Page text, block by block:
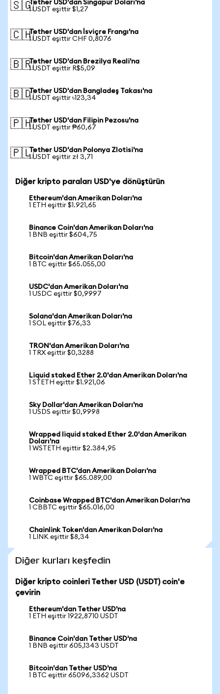
🇸🇬Tether USD'dan Singapur Doları'na
1 USDT eşittir $1,27
🇨🇭Tether USD'dan İsviçre Frangı'na
1 USDT eşittir CHF 0,8076
🇧🇷Tether USD'dan Brezilya Reali'na
1 USDT eşittir R$5,09
🇧🇩Tether USD'dan Bangladeş Takası'na
1 USDT eşittir ৳123,34
🇵🇭Tether USD'dan Filipin Pezosu'na
1 USDT eşittir ₱60,67
🇵🇱Tether USD'dan Polonya Zlotisi'na
1 USDT eşittir zł 3,71
Diğer kripto paraları USD'ye dönüştürün
Ethereum'dan Amerikan Doları'na
1 ETH eşittir $1.921,65
Binance Coin'dan Amerikan Doları'na
1 BNB eşittir $604,75
Bitcoin'dan Amerikan Doları'na
1 BTC eşittir $65.055,00
USDC'dan Amerikan Doları'na
1 USDC eşittir $0,9997
Solana'dan Amerikan Doları'na
1 SOL eşittir $76,33
TRON'dan Amerikan Doları'na
1 TRX eşittir $0,3288
Liquid staked Ether 2.0'dan Amerikan Doları'na
1 STETH eşittir $1.921,06
Sky Dollar'dan Amerikan Doları'na
1 USDS eşittir $0,9998
Wrapped liquid staked Ether 2.0'dan Amerikan
Doları'na
1 WSTETH eşittir $2.384,95
Wrapped BTC'dan Amerikan Doları'na
1 WBTC eşittir $65.089,00
Coinbase Wrapped BTC'dan Amerikan Doları'na
1 CBBTC eşittir $65.016,00
Chainlink Token'dan Amerikan Doları'na
1 LINK eşittir $8,34
Diğer kurları keşfedin
Diğer kripto coinleri Tether USD (USDT) coin'e
çevirin
Ethereum'dan Tether USD'na
1 ETH eşittir 1922,8710 USDT
Binance Coin'dan Tether USD'na
1 BNB eşittir 605,1343 USDT
Bitcoin'dan Tether USD'na
1 BTC eşittir 65096,3362 USDT